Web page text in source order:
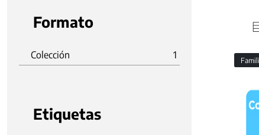
Formato
Colección 1
Etiquetas